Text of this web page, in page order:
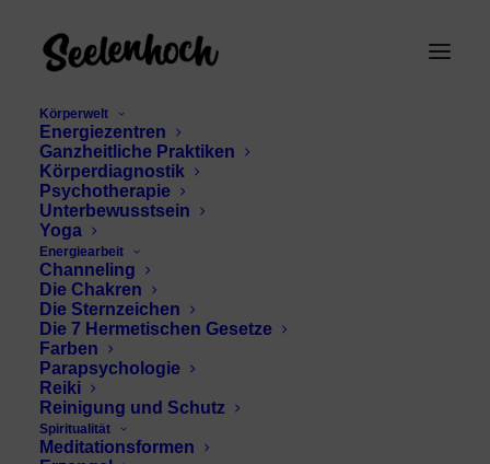
Körperwelt
Energiezentren
Ganzheitliche Praktiken
Körperdiagnostik
Psychotherapie
Unterbewusstsein
Yoga
Energiearbeit
Channeling
Die Chakren
Die Sternzeichen
Die 7 Hermetischen Gesetze
Farben
Parapsychologie
Reiki
Reinigung und Schutz
Spiritualität
Meditationsformen
goldene Bedeutung